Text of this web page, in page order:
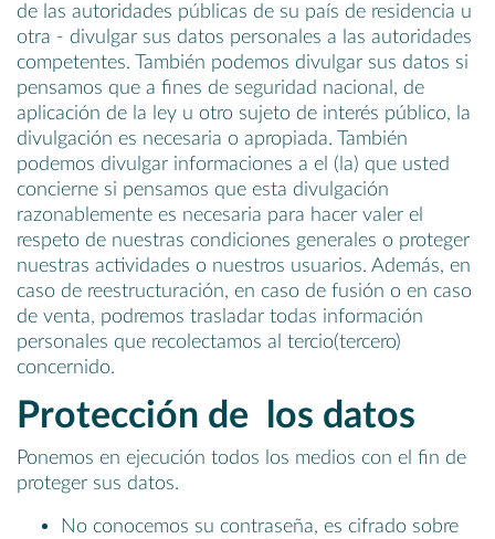
de las autoridades públicas de su país de residencia u
otra - divulgar sus datos personales a las autoridades
competentes. También podemos divulgar sus datos si
pensamos que a fines de seguridad nacional, de
aplicación de la ley u otro sujeto de interés público, la
divulgación es necesaria o apropiada. También
podemos divulgar informaciones a el (la) que usted
concierne si pensamos que esta divulgación
razonablemente es necesaria para hacer valer el
respeto de nuestras condiciones generales o proteger
nuestras actividades o nuestros usuarios. Además, en
caso de reestructuración, en caso de fusión o en caso
de venta, podremos trasladar todas información
personales que recolectamos al tercio(tercero)
concernido.
Protección de los datos
Ponemos en ejecución todos los medios con el fin de
proteger sus datos.
No conocemos su contraseña, es cifrado sobre